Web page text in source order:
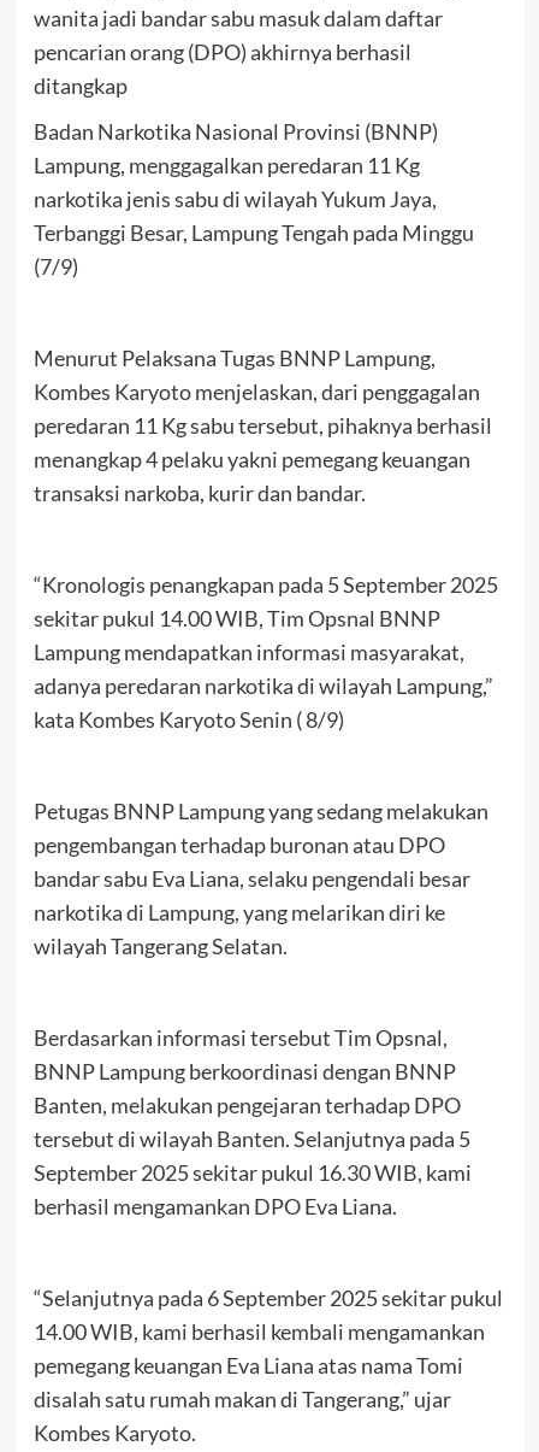
wanita jadi bandar sabu masuk dalam daftar
pencarian orang (DPO) akhirnya berhasil
ditangkap
Badan Narkotika Nasional Provinsi (BNNP)
Lampung, menggagalkan peredaran 11 Kg
narkotika jenis sabu di wilayah Yukum Jaya,
Terbanggi Besar, Lampung Tengah pada Minggu
(7/9)
Menurut Pelaksana Tugas BNNP Lampung,
Kombes Karyoto menjelaskan, dari penggagalan
peredaran 11 Kg sabu tersebut, pihaknya berhasil
menangkap 4 pelaku yakni pemegang keuangan
transaksi narkoba, kurir dan bandar.
“Kronologis penangkapan pada 5 September 2025
sekitar pukul 14.00 WIB, Tim Opsnal BNNP
Lampung mendapatkan informasi masyarakat,
adanya peredaran narkotika di wilayah Lampung,”
kata Kombes Karyoto Senin ( 8/9)
Petugas BNNP Lampung yang sedang melakukan
pengembangan terhadap buronan atau DPO
bandar sabu Eva Liana, selaku pengendali besar
narkotika di Lampung, yang melarikan diri ke
wilayah Tangerang Selatan.
Berdasarkan informasi tersebut Tim Opsnal,
BNNP Lampung berkoordinasi dengan BNNP
Banten, melakukan pengejaran terhadap DPO
tersebut di wilayah Banten. Selanjutnya pada 5
September 2025 sekitar pukul 16.30 WIB, kami
berhasil mengamankan DPO Eva Liana.
“Selanjutnya pada 6 September 2025 sekitar pukul
14.00 WIB, kami berhasil kembali mengamankan
pemegang keuangan Eva Liana atas nama Tomi
disalah satu rumah makan di Tangerang,” ujar
Kombes Karyoto.